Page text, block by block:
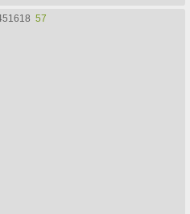
57